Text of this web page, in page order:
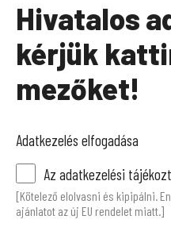
Hivatalos
kérjük
mezőket!
Adatkezelés elfogadása
Az adatkezelési
[Kötelező elolvasni és kipipálni.
ajánlatot az új EU rendelet miatt.]